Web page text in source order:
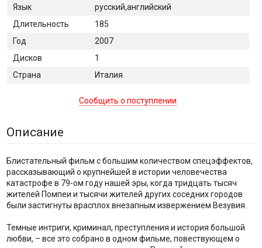
Язык
русский,английский
Длительность
185
Год
2007
Дисков
1
Страна
Италия
Сообщить о поступлении
Описание
Блистательный фильм с большим количеством спецэффектов,
рассказывающий о крупнейшей в истории человечества
катастрофе в 79-ом году нашей эры, когда тридцать тысяч
жителей Помпеи и тысячи жителей других соседних городов
были застигнуты врасплох внезапным извержением Везувия.
Темные интриги, криминал, преступления и история большой
любви, – все это собрано в одном фильме, повествующем о